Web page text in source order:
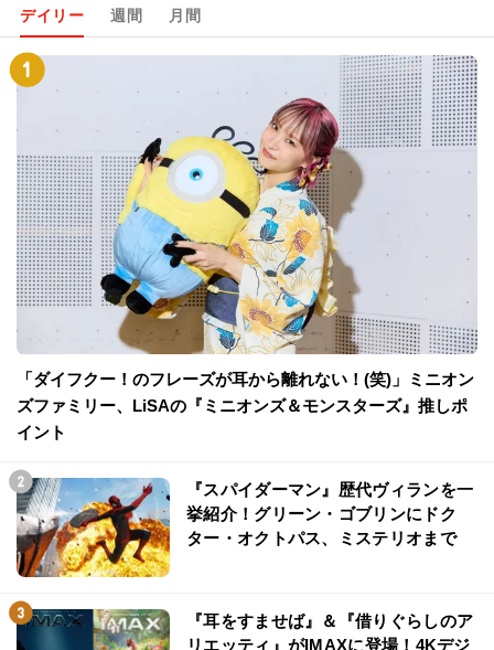
デイリー 週間 月間
「ダイフクー！のフレーズが耳から離れない！(笑)」ミニオン
ズファミリー、LiSAの『ミニオンズ＆モンスターズ』推しポ
イント
『スパイダーマン』歴代ヴィランを一
挙紹介！グリーン・ゴブリンにドク
ター・オクトパス、ミステリオまで
『耳をすませば』＆『借りぐらしのア
リエッティ』がIMAXに登場！4Kデジ